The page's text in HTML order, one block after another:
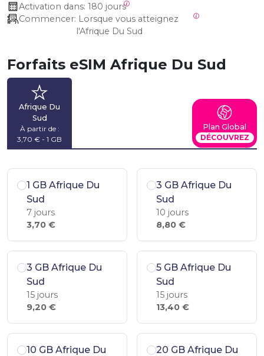
Activation dans: 180 jours
Commencer:
l'Afrique Du Sud
Forfaits eSIM Afrique Du Sud
Afrique Du
Sud
À partir de :
3,70 € - 1 GB
Plan Global
DÉCOUVREZ
1 GB Afrique Du
Sud
7 jours
3,70 €
3 GB Afrique Du
Sud
10 jours
8,80 €
3 GB Afrique Du
Sud
15 jours
9,20 €
5 GB Afrique Du
Sud
15 jours
13,40 €
10 GB Afrique Du
20 GB Afrique Du